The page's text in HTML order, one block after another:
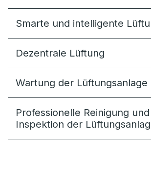
Smarte und intelligente
Dezentrale Lüftung
Wartung der Lüftungsanlage
Professionelle Reinigung und
Inspektion der